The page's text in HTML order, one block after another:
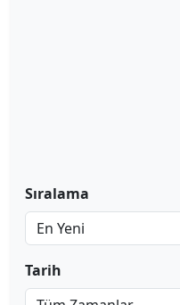
Sıralama
Tarih